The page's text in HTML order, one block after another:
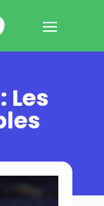
Les